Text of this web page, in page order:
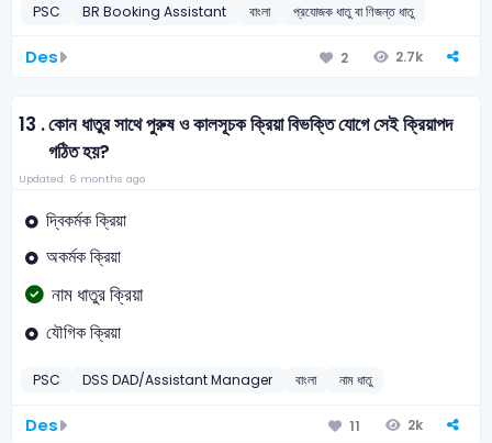
PSC BR Booking Assistant বাংলা প্রযোজক ধাতু বা ণিজন্ত ধাতু
Des 2 2.7k
13 .কোন ধাতুর সাথে পুরুষ ও কালসূচক ক্রিয়া বিভক্তি যোগে সেই ক্রিয়াপদ
গঠিত হয়?
Updated: 6 months ago
দ্বিকর্মক ক্রিয়া
অকর্মক ক্রিয়া
নাম ধাতুর ক্রিয়া
যৌগিক ক্রিয়া
PSC DSS DAD/Assistant Manager বাংলা নাম ধাতু
Des 11 2k